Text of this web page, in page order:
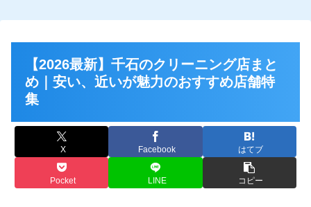
【2026最新】千石のクリーニング店まと
め｜安い、近いが魅力のおすすめ店舗特
集
X Facebook はてブ
Pocket LINE コピー